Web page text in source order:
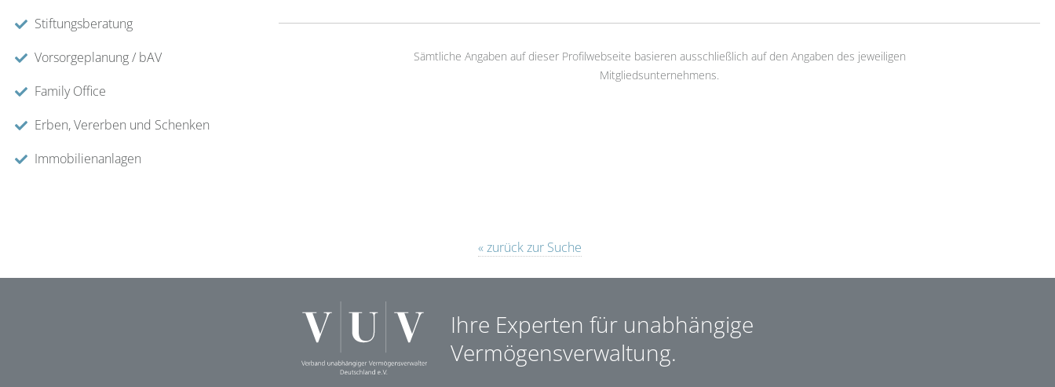
Stiftungsberatung
Vorsorgeplanung / bAV
Family Office
Erben, Vererben und Schenken
Immobilienanlagen
Sämtliche Angaben auf dieser Profilwebseite basieren ausschließlich auf den Angaben des jeweiligen
Mitgliedsunternehmens.
« zurück zur Suche
Ihre Experten für unabhängige
Vermögensverwaltung.